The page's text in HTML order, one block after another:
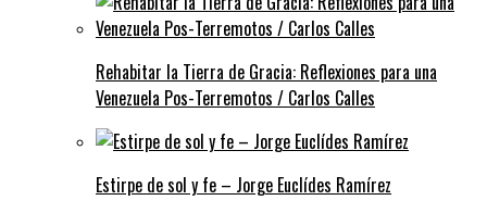
Rehabitar la Tierra de Gracia: Reflexiones para una
Venezuela Pos-Terremotos / Carlos Calles
Estirpe de sol y fe – Jorge Euclídes Ramírez